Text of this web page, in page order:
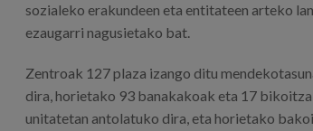
sozialeko erakundeen eta entitateen arteko
ezaugarri nagusietako bat.
Zentroak 127 plaza izango ditu
dira, horietako 93 banakakoak eta 17
unitatetan antolatuko dira, eta horietako